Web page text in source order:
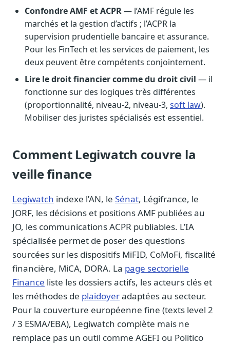
Confondre AMF et ACPR— l’AMF régule les
marchés et la gestion d’actifs ; l’ACPR la
supervision prudentielle bancaire et assurance.
Pour les FinTech et les services de paiement, les
deux peuvent être compétents conjointement.
Lire le droit financier comme du droit civil — il
fonctionne sur des logiques très différentes
(proportionnalité, niveau-2, niveau-3, soft law).
Mobiliser des juristes spécialisés est essentiel.
Comment Legiwatch couvre la
veille finance
Legiwatch indexe l’AN, le Sénat, Légifrance, le
JORF, les décisions et positions AMF publiées au
JO, les communications ACPR publiables. L’IA
spécialisée permet de poser des questions
sourcées sur les dispositifs MiFID, CoMoFi, fiscalité
financière, MiCA, DORA. La page sectorielle
Finance liste les dossiers actifs, les acteurs clés et
les méthodes de plaidoyeradaptées au secteur.
Pour la couverture européenne fine (texts level 2
/ 3 ESMA/EBA), Legiwatch complète mais ne
remplace pas un outil comme AGEFI ou Politico